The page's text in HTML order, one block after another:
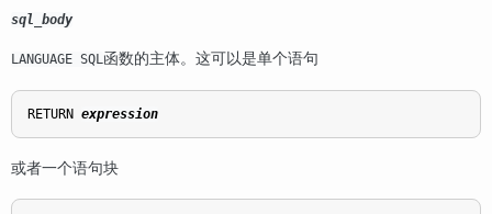
sql_body
LANGUAGE SQL 函数的主体。这可以是单个语句
RETURN expression
或者一个语句块